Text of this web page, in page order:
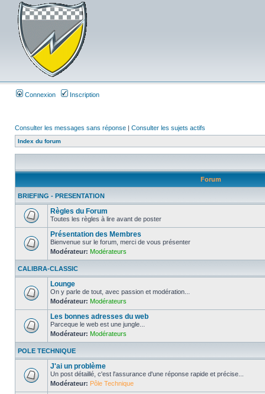
Connexion Inscription
Consulter les messages sans réponse | Consulter les sujets actifs
Index du forum
Forum
BRIEFING - PRESENTATION
Règles du Forum
Toutes les règles à lire avant de poster
Présentation des Membres
Bienvenue sur le forum, merci de vous présenter
Modérateur: Modérateurs
CALIBRA-CLASSIC
Lounge
On y parle de tout, avec passion et modération...
Modérateur: Modérateurs
Les bonnes adresses du web
Parceque le web est une jungle...
Modérateur: Modérateurs
POLE TECHNIQUE
J'ai un problème
Un post détaillé, c'est l'assurance d'une réponse rapide et précise...
Modérateur: Pôle Technique